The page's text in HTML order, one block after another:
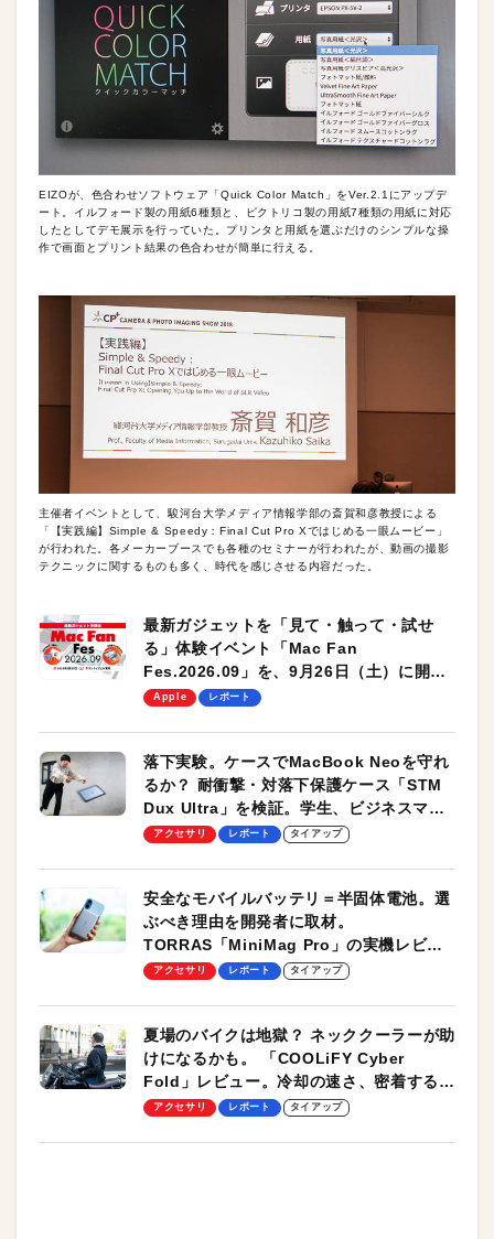
EIZOが、色合わせソフトウェア「Quick Color Match」をVer.2.1にアップデ
ート。イルフォード製の用紙6種類と、ピクトリコ製の用紙7種類の用紙に対応
したとしてデモ展示を行っていた。プリンタと用紙を選ぶだけのシンプルな操
作で画面とプリント結果の色合わせが簡単に行える。
主催者イベントとして、駿河台大学メディア情報学部の斎賀和彦教授による
「【実践編】Simple & Speedy：Final Cut Pro Xではじめる一眼ムービー」
が行われた。各メーカーブースでも各種のセミナーが行われたが、動画の撮影
テクニックに関するものも多く、時代を感じさせる内容だった。
最新ガジェットを「見て・触って・試せ
る」体験イベント「Mac Fan
Fes.2026.09」を、9月26日（土）に開催
します！
Apple レポート
落下実験。ケースでMacBook Neoを守れ
るか？ 耐衝撃・対落下保護ケース「STM
Dux Ultra」を検証。学生、ビジネスマン
のモバイルユースに最適！
アクセサリ レポート タイアップ
安全なモバイルバッテリ＝半固体電池。選
ぶべき理由を開発者に取材。
TORRAS「MiniMag Pro」の実機レビュ
ーも
アクセサリ レポート タイアップ
夏場のバイクは地獄？ ネッククーラーが助
けになるかも。 「COOLiFY Cyber
Fold」レビュー。冷却の速さ、密着する冷
却プレート、シンプルな操作性がグッド！
アクセサリ レポート タイアップ